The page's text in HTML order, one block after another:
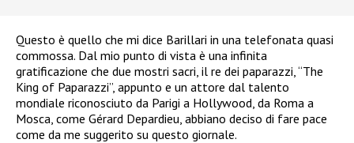
Questo è quello che mi dice Barillari in una telefonata quasi
commossa. Dal mio punto di vista è una infinita
gratificazione che due mostri sacri, il re dei paparazzi, “The
King of Paparazzi”, appunto e un attore dal talento
mondiale riconosciuto da Parigi a Hollywood, da Roma a
Mosca, come Gérard Depardieu, abbiano deciso di fare pace
come da me suggerito su questo giornale.